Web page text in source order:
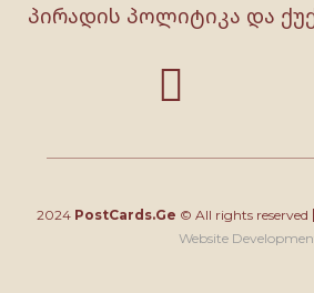
პირადის პოლიტიკა და
2024 PostCards.Ge © All rights reserved
Website